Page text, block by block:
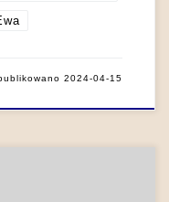
2024-04-15